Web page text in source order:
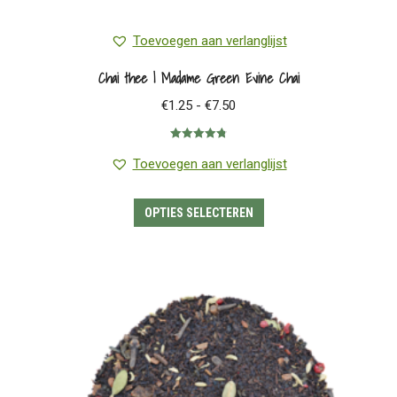
Toevoegen aan verlanglijst
Chai thee | Madame Green Evine Chai
€1.25 - €7.50
€7.50
4.83uit 5
Toevoegen aan verlanglijst
OPTIES SELECTEREN
variaties.
Deze
optie
kan